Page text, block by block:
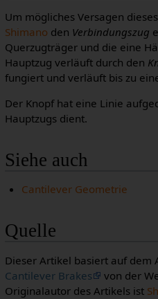
Um mögliches Versagen
Shimano den Verbindungszug
Querzugträger und die eine
Hauptzug verläuft durch den
fungiert und verläuft bis zu
Der Knopf hat eine Linie
Hauptzugs dient.
Siehe auch
Cantilever Geometrie
Quelle
Dieser Artikel basiert auf dem
Cantilever Brakes
von der
Originalautor des Artikels ist